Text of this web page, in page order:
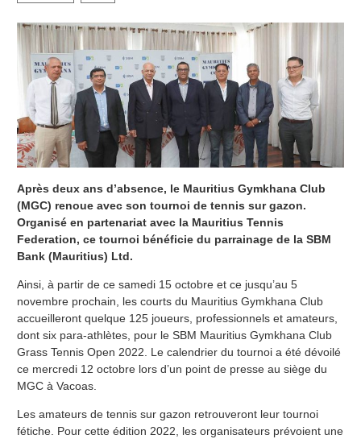
Après deux ans d’absence, le Mauritius Gymkhana Club
(MGC) renoue avec son tournoi de tennis sur gazon.
Organisé en partenariat avec la Mauritius Tennis
Federation, ce tournoi bénéficie du parrainage de la SBM
Bank (Mauritius) Ltd.
Ainsi, à partir de ce samedi 15 octobre et ce jusqu’au 5
novembre prochain, les courts du Mauritius Gymkhana Club
accueilleront quelque 125 joueurs, professionnels et amateurs,
dont six para-athlètes, pour le SBM Mauritius Gymkhana Club
Grass Tennis Open 2022. Le calendrier du tournoi a été dévoilé
ce mercredi 12 octobre lors d’un point de presse au siège du
MGC à Vacoas.
Les amateurs de tennis sur gazon retrouveront leur tournoi
fétiche. Pour cette édition 2022, les organisateurs prévoient une